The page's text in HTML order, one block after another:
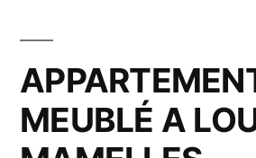
MEUBLÉ A